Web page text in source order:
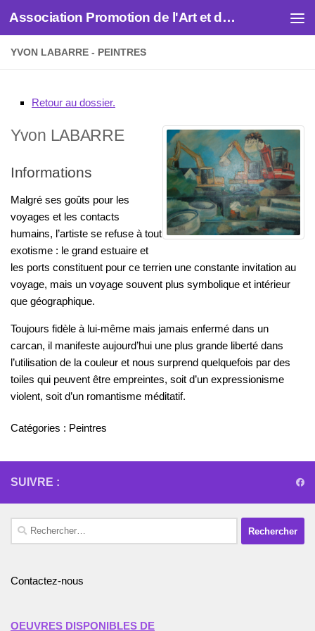
Skip to content Association Promotion de l'Art et des Artistes
YVON LABARRE - PEINTRES
Retour au dossier.
Yvon LABARRE
Informations
Malgré ses goûts pour les
voyages et les contacts
humains, l’artiste se refuse à tout
exotisme : le grand estuaire et
les ports constituent pour ce terrien une constante invitation au
voyage, mais un voyage souvent plus symbolique et intérieur
que géographique.
Toujours fidèle à lui-même mais jamais enfermé dans un
carcan, il manifeste aujourd’hui une plus grande liberté dans
l’utilisation de la couleur et nous surprend quelquefois par des
toiles qui peuvent être empreintes, soit d’un expressionisme
violent, soit d’un romantisme méditatif.
Catégories : Peintres
SUIVRE :
Rechercher :
Contactez-nous
OEUVRES DISPONIBLES DE